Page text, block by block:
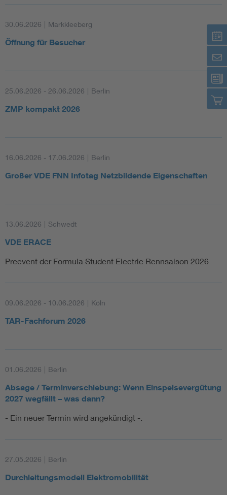
30.06.2026 | Markkleeberg
Öffnung für Besucher
25.06.2026 - 26.06.2026 | Berlin
ZMP kompakt 2026
16.06.2026 - 17.06.2026 | Berlin
Großer VDE FNN Infotag Netzbildende Eigenschaften
13.06.2026 | Schwedt
VDE ERACE
Preevent der Formula Student Electric Rennsaison 2026
09.06.2026 - 10.06.2026 | Köln
TAR-Fachforum 2026
01.06.2026 | Berlin
Absage / Terminverschiebung: Wenn Einspeisevergütung
2027 wegfällt – was dann?
- Ein neuer Termin wird angekündigt -.
27.05.2026 | Berlin
Durchleitungsmodell Elektromobilität